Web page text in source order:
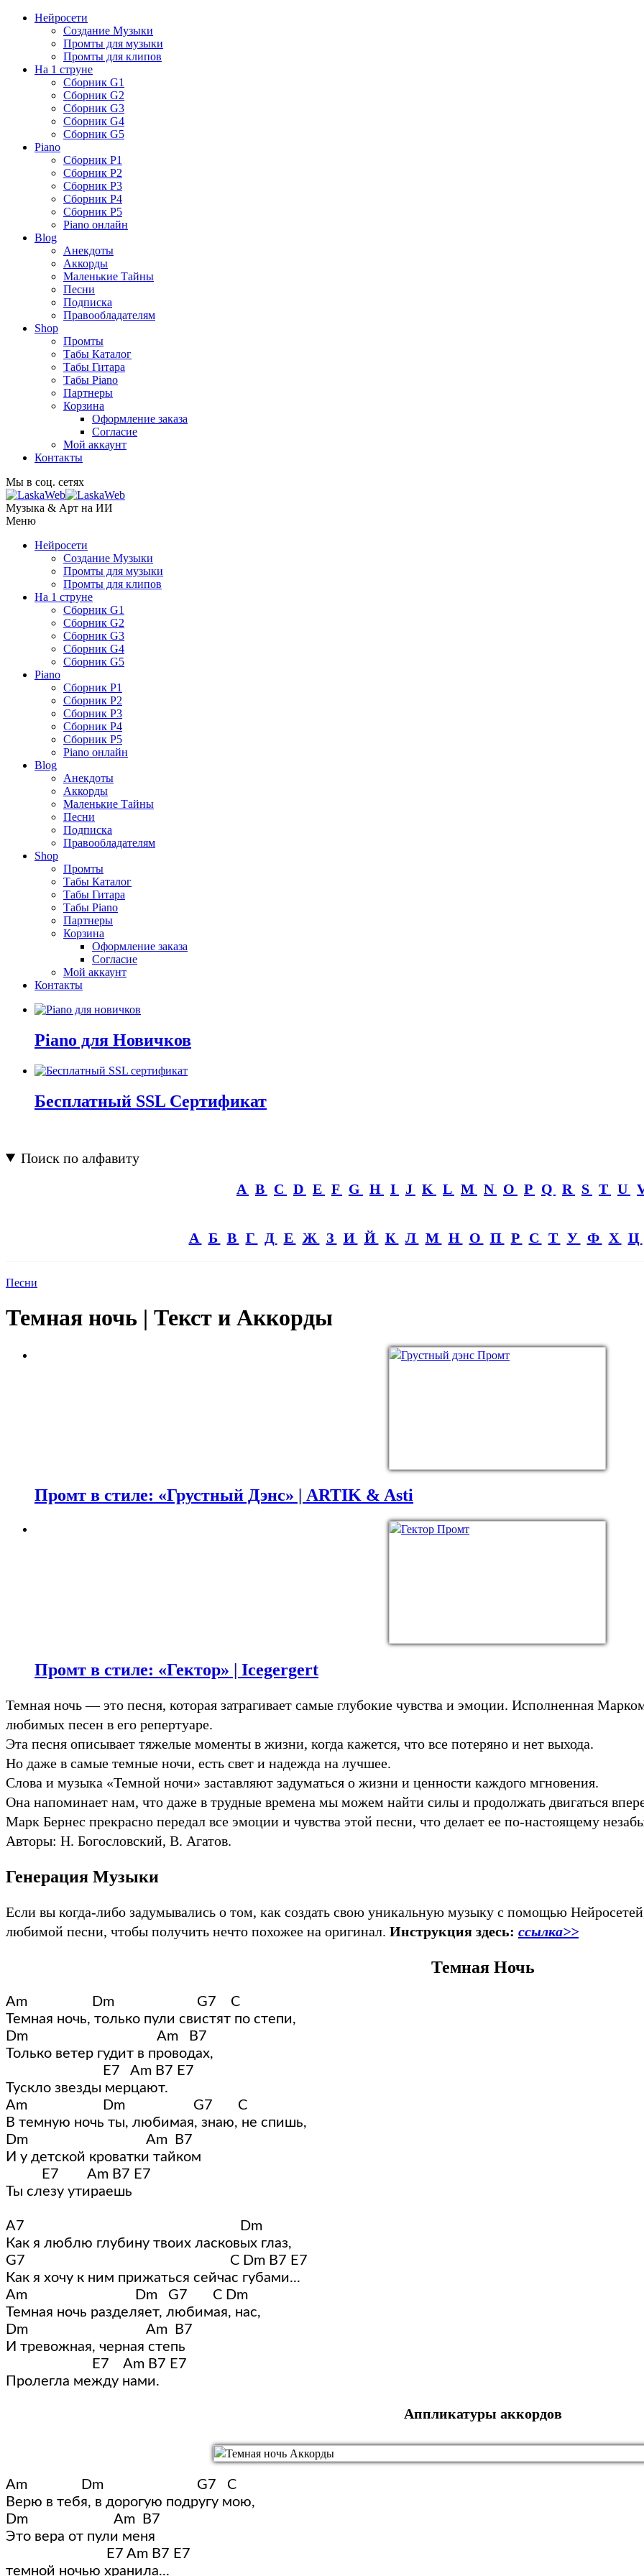
Нейросети
Создание Музыки
Промты для музыки
Промты для клипов
На 1 струне
Сборник G1
Сборник G2
Сборник G3
Сборник G4
Сборник G5
Piano
Сборник P1
Сборник P2
Сборник P3
Сборник P4
Сборник P5
Piano онлайн
Blog
Анекдоты
Аккорды
Маленькие Тайны
Песни
Подписка
Правообладателям
Shop
Промты
Табы Каталог
Табы Гитара
Табы Piano
Партнеры
Корзина
Оформление заказа
Согласие
Мой аккаунт
Контакты
Мы в соц. сетях
Музыка & Арт на ИИ
Меню
Нейросети
Создание Музыки
Промты для музыки
Промты для клипов
На 1 струне
Сборник G1
Сборник G2
Сборник G3
Сборник G4
Сборник G5
Piano
Сборник P1
Сборник P2
Сборник P3
Сборник P4
Сборник P5
Piano онлайн
Blog
Анекдоты
Аккорды
Маленькие Тайны
Песни
Подписка
Правообладателям
Shop
Промты
Табы Каталог
Табы Гитара
Табы Piano
Партнеры
Корзина
Оформление заказа
Согласие
Мой аккаунт
Контакты
Piano для Новичков
Бесплатный SSL Сертификат
Поиск по алфавиту
A B C D E F G H I J K L M N O P Q R S T U
А Б В Г Д Е Ж З И Й К Л М Н О П Р С Т У Ф Х Ц
Песни
Темная ночь | Текст и Аккорды
Промт в стиле: «Грустный Дэнс» | ARTIK & Asti
Промт в стиле: «Гектор» | Icegergert
Темная ночь — это песня, которая затрагивает самые глубокие чувства и эмоции. Исполненная
любимых песен в его репертуаре.
Эта песня описывает тяжелые моменты в жизни, когда кажется, что все потеряно и нет выхода.
Но даже в самые темные ночи, есть свет и надежда на лучшее.
Слова и музыка «Темной ночи» заставляют задуматься о жизни и ценности каждого мгновения.
Она напоминает нам, что даже в трудные времена мы можем найти силы и продолжать двигаться
Марк Бернес прекрасно передал все эмоции и чувства этой песни, что делает ее по-настоящему
Авторы: Н. Богословский, В. Агатов.
Генерация Музыки
Если вы когда-либо задумывались о том, как создать свою уникальную музыку с помощью
любимой песни, чтобы получить нечто похожее на оригинал. Инструкция здесь: ссылка>>
Темная Ночь
Am                  Dm                       G7    C
Темная ночь, только пули свистят по степи,
Dm                                    Am   B7
Только ветер гудит в проводах,
Тускло звезды мерцают.
Am                     Dm                   G7       C
В темную ночь ты, любимая, знаю, не спишь,
Dm                                 Am  B7
И у детской кроватки тайком
Ты слезу утираешь
A7                                                            Dm
Как я люблю глубину твоих ласковых глаз,
G7                                                         C Dm B7 E7
Как я хочу к ним прижаться сейчас губами...
Am                              Dm   G7       C Dm
Темная ночь разделяет, любимая, нас,
Dm                                 Am  B7
И тревожная, черная степь
Пролегла между нами.
Аппликатуры аккордов
Am               Dm                          G7   C
Верю в тебя, в дорогую подругу мою,
Dm                        Am  B7
Это вера от пули меня
темной ночью хранила...